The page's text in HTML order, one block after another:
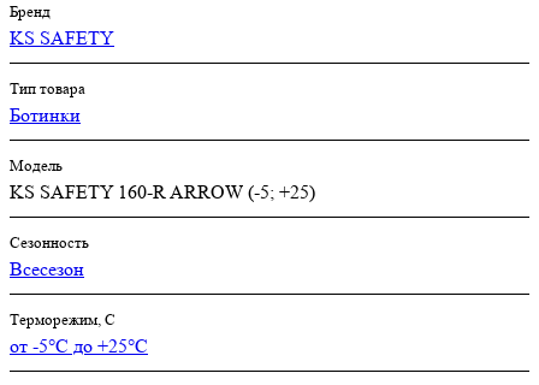
Бренд
KS SAFETY
Тип товара
Ботинки
Модель
KS SAFETY 160-R ARROW (-5; +25)
Сезонность
Всесезон
Терморежим, C
от -5°С до +25°С